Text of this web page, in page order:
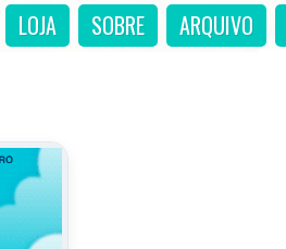
LOJA SOBRE ARQUIVO